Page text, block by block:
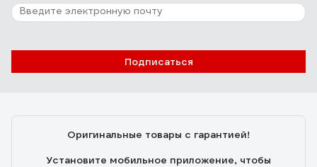
Подписаться
Оригинальные товары с гарантией!
Установите мобильное приложение, чтобы